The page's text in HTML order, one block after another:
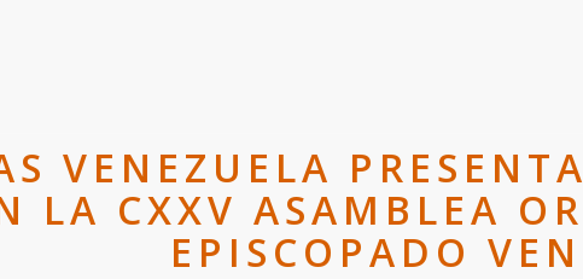
VENEZUELA
LA CXXV ASAMBLEA
EPISCOPADO